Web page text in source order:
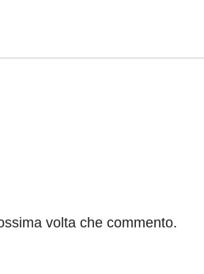
volta che commento.